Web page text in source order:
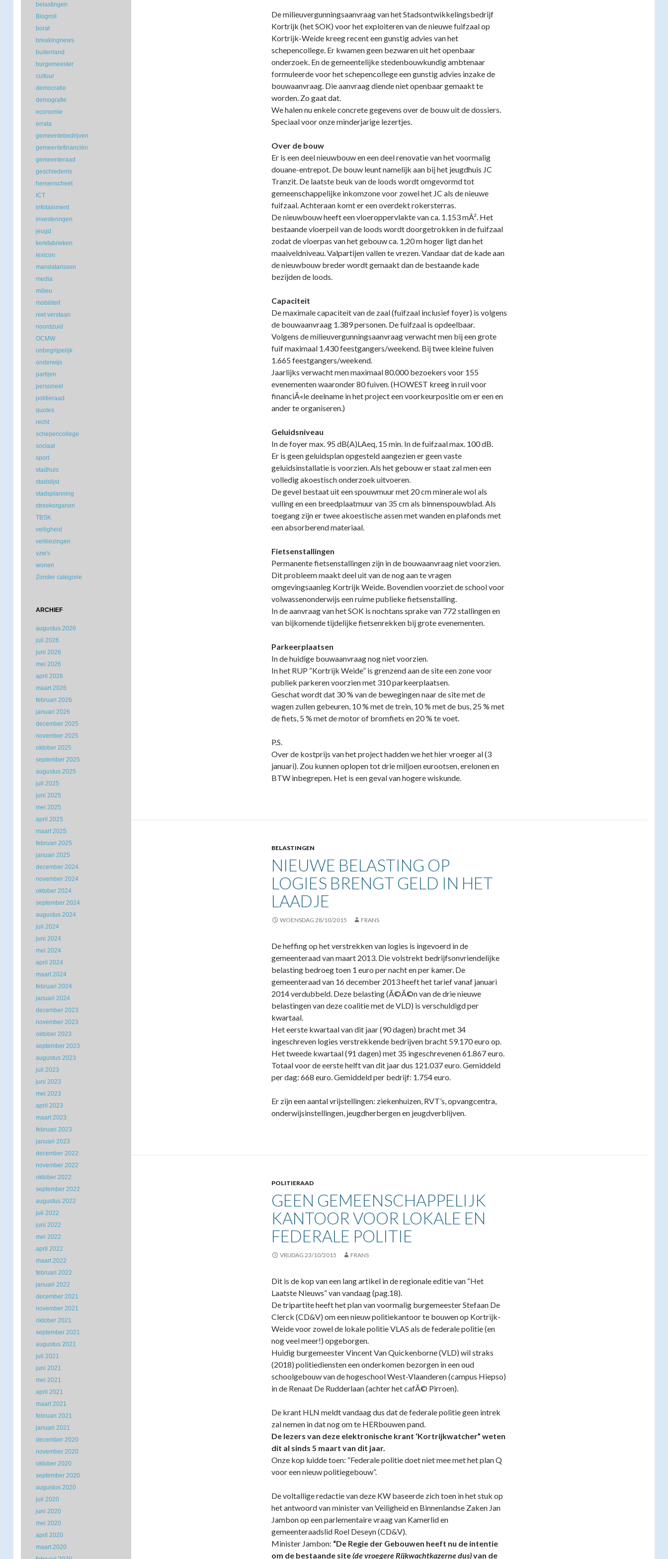
De milieuvergunningsaanvraag van het Stadsontwikkelingsbedrijf
Kortrijk (het SOK) voor het exploiteren van de nieuwe fuifzaal op
Kortrijk-Weide kreeg recent een gunstig advies van het
schepencollege. Er kwamen geen bezwaren uit het openbaar
onderzoek. En de gemeentelijke stedenbouwkundig ambtenaar
formuleerde voor het schepencollege een gunstig advies inzake de
bouwaanvraag. Die aanvraag diende niet openbaar gemaakt te
worden. Zo gaat dat.
We halen nu enkele concrete gegevens over de bouw uit de dossiers.
Speciaal voor onze minderjarige lezertjes.
Over de bouw
Er is een deel nieuwbouw en een deel renovatie van het voormalig
douane-entrepot. De bouw leunt namelijk aan bij het jeugdhuis JC
Tranzit. De laatste beuk van de loods wordt omgevormd tot
gemeenschappelijke inkomzone voor zowel het JC als de nieuwe
fuifzaal. Achteraan komt er een overdekt rokersterras.
De nieuwbouw heeft een vloeroppervlakte van ca. 1.153 mÂ². Het
bestaande vloerpeil van de loods wordt doorgetrokken in de fuifzaal
zodat de vloerpas van het gebouw ca. 1,20 m hoger ligt dan het
maaiveldniveau. Valpartijen vallen te vrezen. Vandaar dat de kade aan
de nieuwbouw breder wordt gemaakt dan de bestaande kade
bezijden de loods.
Capaciteit
De maximale capaciteit van de zaal (fuifzaal inclusief foyer) is volgens
de bouwaanvraag 1.389 personen. De fuifzaal is opdeelbaar.
Volgens de milieuvergunningsaanvraag verwacht men bij een grote
fuif maximaal 1.430 feestgangers/weekend. Bij twee kleine fuiven
1.665 feestgangers/weekend.
Jaarlijks verwacht men maximaal 80.000 bezoekers voor 155
evenementen waaronder 80 fuiven. (HOWEST kreeg in ruil voor
financiÃ«le deelname in het project een voorkeurpositie om er een en
ander te organiseren.)
Geluidsniveau
In de foyer max. 95 dB(A)LAeq, 15 min. In de fuifzaal max. 100 dB.
Er is geen geluidsplan opgesteld aangezien er geen vaste
geluidsinstallatie is voorzien. Als het gebouw er staat zal men een
volledig akoestisch onderzoek uitvoeren.
De gevel bestaat uit een spouwmuur met 20 cm minerale wol als
vulling en een breedplaatmuur van 35 cm als binnenspouwblad. Als
toegang zijn er twee akoestische assen met wanden en plafonds met
een absorberend materiaal.
Fietsenstallingen
Permanente fietsenstallingen zijn in de bouwaanvraag niet voorzien.
Dit probleem maakt deel uit van de nog aan te vragen
omgevingsaanleg Kortrijk Weide. Bovendien voorziet de school voor
volwassenonderwijs een ruime publieke fietsenstalling.
In de aanvraag van het SOK is nochtans sprake van 772 stallingen en
van bijkomende tijdelijke fietsenrekken bij grote evenementen.
Parkeerplaatsen
In de huidige bouwaanvraag nog niet voorzien.
In het RUP “Kortrijk Weide” is grenzend aan de site een zone voor
publiek parkeren voorzien met 310 parkeerplaatsen.
Geschat wordt dat 30 % van de bewegingen naar de site met de
wagen zullen gebeuren, 10 % met de trein, 10 % met de bus, 25 % met
de fiets, 5 % met de motor of bromfiets en 20 % te voet.
P.S.
Over de kostprijs van het project hadden we het hier vroeger al (3
januari). Zou kunnen oplopen tot drie miljoen eurootsen, erelonen en
BTW inbegrepen. Het is een geval van hogere wiskunde.
BELASTINGEN
NIEUWE BELASTING OP
LOGIES BRENGT GELD IN HET
LAADJE
WOENSDAG 28/10/2015 FRANS
De heffing op het verstrekken van logies is ingevoerd in de
gemeenteraad van maart 2013. Die volstrekt bedrijfsonvriendelijke
belasting bedroeg toen 1 euro per nacht en per kamer. De
gemeenteraad van 16 december 2013 heeft het tarief vanaf januari
2014 verdubbeld. Deze belasting (Ã©Ã©n van de drie nieuwe
belastingen van deze coalitie met de VLD) is verschuldigd per
kwartaal.
Het eerste kwartaal van dit jaar (90 dagen) bracht met 34
ingeschreven logies verstrekkende bedrijven bracht 59.170 euro op.
Het tweede kwartaal (91 dagen) met 35 ingeschrevenen 61.867 euro.
Totaal voor de eerste helft van dit jaar dus 121.037 euro. Gemiddeld
per dag: 668 euro. Gemiddeld per bedrijf: 1.754 euro.
Er zijn een aantal vrijstellingen: ziekenhuizen, RVT’s, opvangcentra,
onderwijsinstellingen, jeugdherbergen en jeugdverblijven.
POLITIERAAD
GEEN GEMEENSCHAPPELIJK
KANTOOR VOOR LOKALE EN
FEDERALE POLITIE
VRIJDAG 23/10/2015 FRANS
Dit is de kop van een lang artikel in de regionale editie van “Het
Laatste Nieuws” van vandaag (pag.18).
De tripartite heeft het plan van voormalig burgemeester Stefaan De
Clerck (CD&V) om een nieuw politiekantoor te bouwen op Kortrijk-
Weide voor zowel de lokale politie VLAS als de federale politie (en
nog veel meer!) opgeborgen.
Huidig burgemeester Vincent Van Quickenborne (VLD) wil straks
(2018) politiediensten een onderkomen bezorgen in een oud
schoolgebouw van de hogeschool West-Vlaanderen (campus Hiepso)
in de Renaat De Rudderlaan (achter het cafÃ© Pirroen).
De krant HLN meldt vandaag dus dat de federale politie geen intrek
zal nemen in dat nog om te HERbouwen pand.
De lezers van deze elektronische krant ‘Kortrijkwatcher” weten
dit al sinds 5 maart van dit jaar.
Onze kop luidde toen: “Federale politie doet niet mee met het plan Q
voor een nieuw politiegebouw”.
De voltallige redactie van deze KW baseerde zich toen in het stuk op
het antwoord van minister van Veiligheid en Binnenlandse Zaken Jan
Jambon op een parlementaire vraag van Kamerlid en
gemeenteraadslid Roel Deseyn (CD&V).
Minister Jambon: “De Regie der Gebouwen heeft nu de intentie
om de bestaande site(de vroegere Rijkwachtkazerne dus)van de
belastingen
Blogroll
borat
breakingnews
buitenland
burgemeester
cultuur
democratie
demografie
economie
errata
gemeentebedrijven
gemeentefinanciën
gemeenteraad
geschiedenis
hersenscheet
ICT
infotainment
investeringen
jeugd
kerkfabrieken
lexicon
mandatarissen
media
milieu
mobiliteit
niet verstaan
noordzuid
OCMW
onbegrijpelijk
onderwijs
partijen
personeel
politieraad
quotes
recht
schepencollege
sociaal
sport
stadhuis
stadslijst
stadsplanning
streekorganen
TBSK
veiligheid
verkiezingen
vzw's
wonen
Zonder categorie
ARCHIEF
augustus 2026
juli 2026
juni 2026
mei 2026
april 2026
maart 2026
februari 2026
januari 2026
december 2025
november 2025
oktober 2025
september 2025
augustus 2025
juli 2025
juni 2025
mei 2025
april 2025
maart 2025
februari 2025
januari 2025
december 2024
november 2024
oktober 2024
september 2024
augustus 2024
juli 2024
juni 2024
mei 2024
april 2024
maart 2024
februari 2024
januari 2024
december 2023
november 2023
oktober 2023
september 2023
augustus 2023
juli 2023
juni 2023
mei 2023
april 2023
maart 2023
februari 2023
januari 2023
december 2022
november 2022
oktober 2022
september 2022
augustus 2022
juli 2022
juni 2022
mei 2022
april 2022
maart 2022
februari 2022
januari 2022
december 2021
november 2021
oktober 2021
september 2021
augustus 2021
juli 2021
juni 2021
mei 2021
april 2021
maart 2021
februari 2021
januari 2021
december 2020
november 2020
oktober 2020
september 2020
augustus 2020
juli 2020
juni 2020
mei 2020
april 2020
maart 2020